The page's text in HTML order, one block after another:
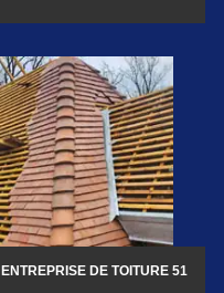
ENTREPRISE DE TOITURE 51